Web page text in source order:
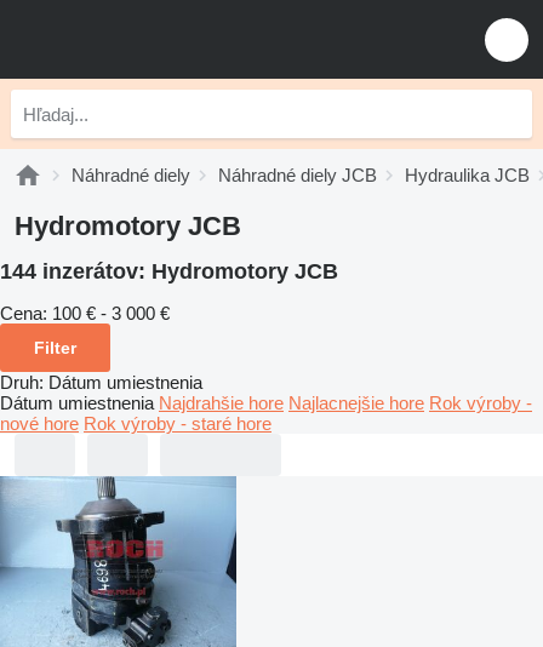
Náhradné diely Náhradné diely JCB Hydraulika JCB
Hydromotory JCB
144 inzerátov: Hydromotory JCB
Cena: 100 € - 3 000 €
Filter
Druh: Dátum umiestnenia
Dátum umiestnenia Najdrahšie hore Najlacnejšie hore Rok výroby -
nové hore Rok výroby - staré hore